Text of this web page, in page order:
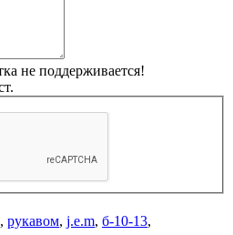
не поддерживается!
, рукавом, j.e.m, б-10-13,